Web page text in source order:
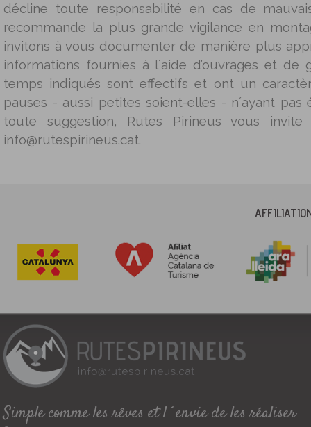
décline toute responsabilité en cas de
recommande la plus grande vigilance en
invitons à vous documenter de manière plus
informations fournies à l´aide d’ouvrages et de
temps indiqués sont effectifs et ont un
pauses - aussi petites soient-elles - n´ayant
toute suggestion, Rutes Pirineus vous
info@rutespirineus.cat.
Simple comme les rêves et l´envie de les réaliser